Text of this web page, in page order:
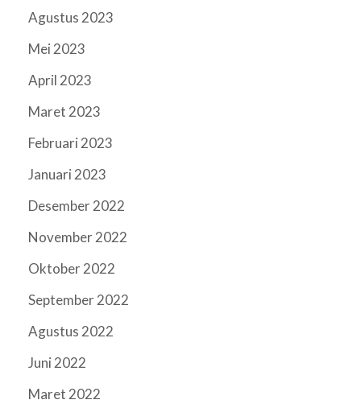
Agustus 2023
Mei 2023
April 2023
Maret 2023
Februari 2023
Januari 2023
Desember 2022
November 2022
Oktober 2022
September 2022
Agustus 2022
Juni 2022
Maret 2022